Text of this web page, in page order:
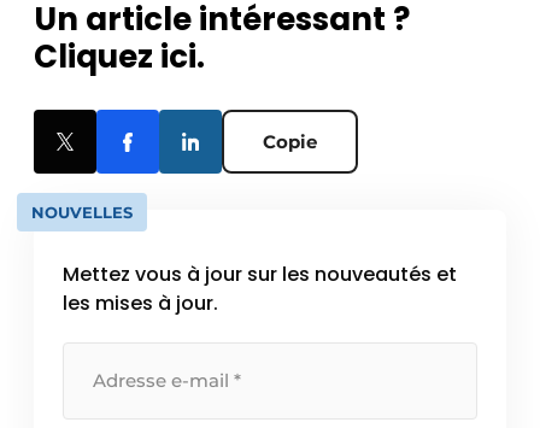
Un article intéressant ?
Cliquez ici.
Copie
NOUVELLES
Mettez vous à jour sur les nouveautés et
les mises à jour.